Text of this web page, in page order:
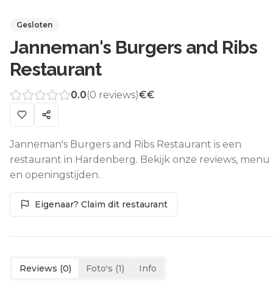
Gesloten
Janneman's Burgers and Ribs
Restaurant
0.0(0 reviews)€€
Janneman's Burgers and Ribs Restaurant is een
restaurant in Hardenberg. Bekijk onze reviews, menu
en openingstijden.
Eigenaar? Claim dit restaurant
Reviews (0) Foto's (1) Info